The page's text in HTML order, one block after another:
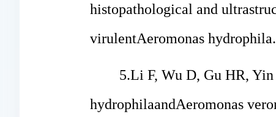
histopathological and
virulentAeromonas hydrophila
5.Li F, Wu D, Gu HR,
hydrophilaandAeromonas